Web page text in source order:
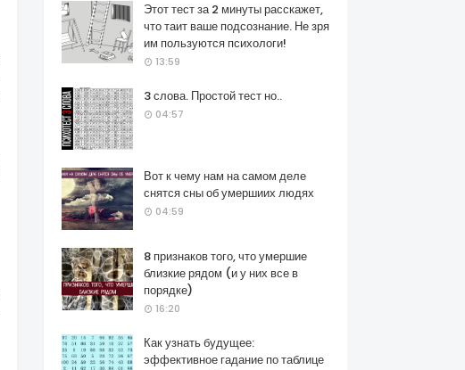
Этот тест за 2 минуты расскажет,
что таит ваше подсознание. Не зря
им пользуются психологи!
13:59
3 слова. Простой тест но..
04:57
Вот к чему нам на самом деле
снятся сны об умершиих людях
04:59
8 признаков того, что умершие
близкие рядом (и у них все в
порядке)
16:20
Как узнать будущее:
эффективное гадание по таблице